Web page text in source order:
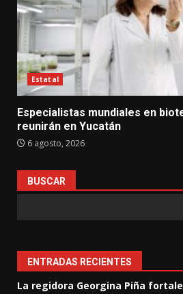
Estatal
Especialistas mundiales en
reunirán en Yucatán
6 agosto, 2026
BUSCAR
ENTRADAS RECIENTES
La regidora Georgina Piña